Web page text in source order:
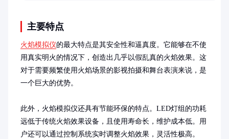
主要特点
火焰模拟仪的最大特点是其安全性和逼真度。它能够在不使
用真实明火的情况下，创造出几乎以假乱真的火焰效果。这
对于需要频繁使用火焰场景的影视拍摄和舞台表演来说，是
一个巨大的优势。
此外，火焰模拟仪还具有节能环保的特点。LED灯组的功耗
远低于传统火焰效果设备，且使用寿命长，维护成本低。用
户还可以通过控制系统实时调整火焰效果，灵活性极高。